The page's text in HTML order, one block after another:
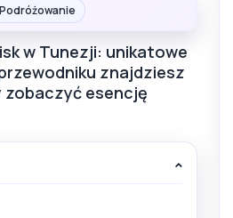
Podróżowanie
w Tunezji: unikatowe
znajdziesz
zobaczyć esencję